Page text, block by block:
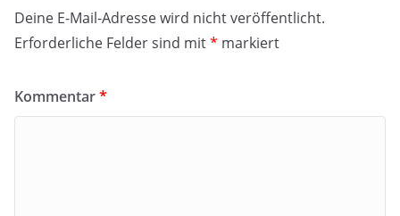
Deine E-Mail-Adresse wird nicht veröffentlicht.
Erforderliche Felder sind mit* markiert
Kommentar*